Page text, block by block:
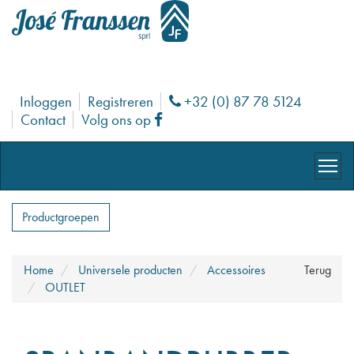
Inloggen Registreren Phone
+32 (0) 87 78 5124
Contact
Volg ons op Facebook
Productgroepen
Terug
Home Universele producten
Accessoires
OUTLET